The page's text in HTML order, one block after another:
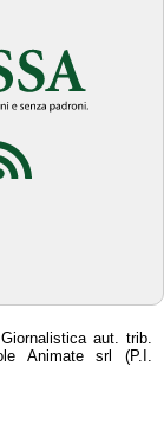
aut. trib.
Animate srl (P.I.